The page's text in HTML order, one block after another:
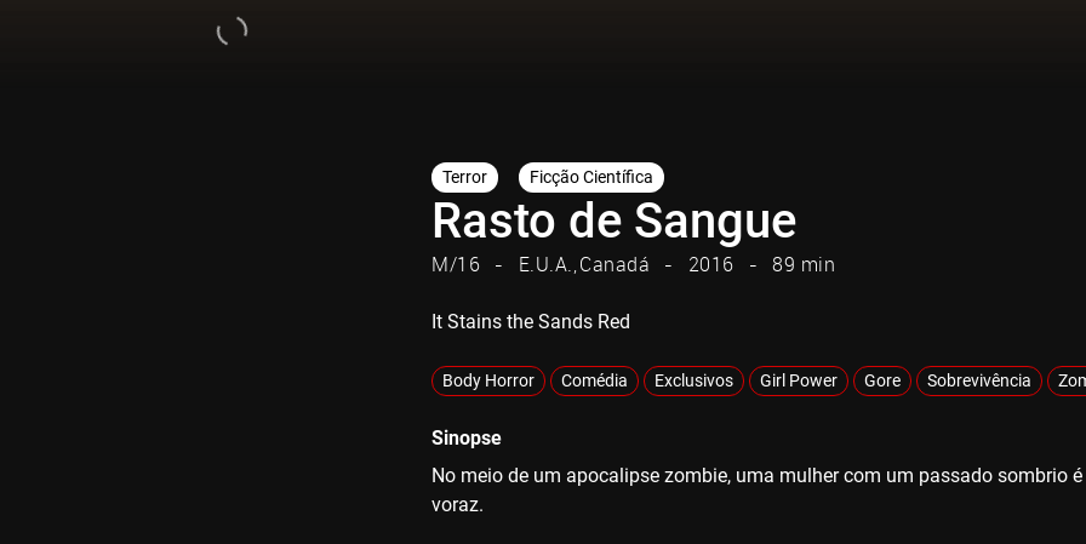
Terror Ficção Científica
Rasto de Sangue
M/16 E.U.A. Canadá 2016 89 min
It Stains the Sands Red
Body Horror Comédia Exclusivos Girl Power Gore Sobrevivência
Sinopse
No meio de um apocalipse zombie, uma mulher com um passado sombrio
voraz.